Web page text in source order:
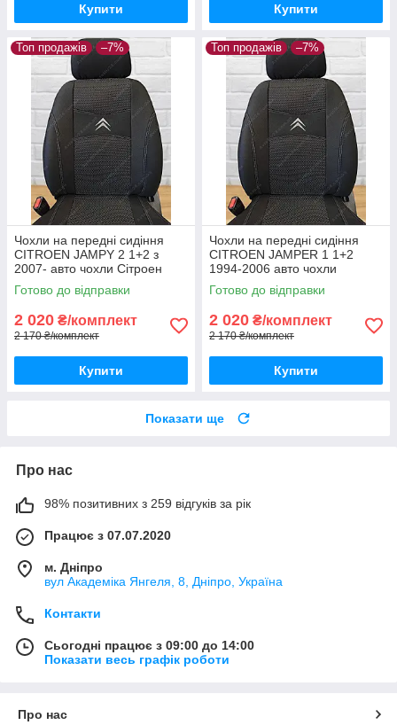
Купити Купити
Топ продажів –7%
Чохли на передні сидіння
CITROEN JAMPY 2 1+2 з
2007- авто чохли Сітроен
Джампі з 2007-
Готово до відправки
2 020 ₴/комплект
2 170 ₴/комплект
Купити
Топ продажів –7%
Чохли на передні сидіння
CITROEN JAMPER 1 1+2
1994-2006 авто чохли
Сітроен Джампер 1994-2006
Готово до відправки
2 020 ₴/комплект
2 170 ₴/комплект
Купити
Показати ще
Про нас
98% позитивних з 259 відгуків за рік
Працює з 07.07.2020
м. Дніпро
вул Академіка Янгеля, 8, Дніпро, Україна
Контакти
Сьогодні працює з 09:00 до 14:00
Показати весь графік роботи
Про нас